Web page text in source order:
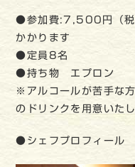
●参加費:7,500円（
かかります
●定員8名
●持ち物 エプロン
※アルコールが苦手な
のドリンクを用意いたし
●シェフプロフィール